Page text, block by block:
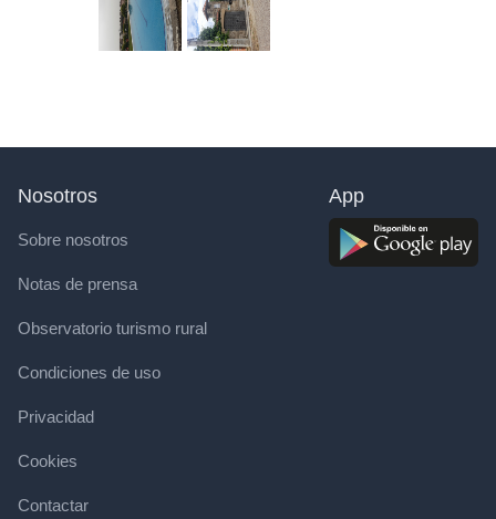
Nosotros
Sobre nosotros
Notas de prensa
Observatorio turismo rural
Condiciones de uso
Privacidad
Cookies
Contactar
App